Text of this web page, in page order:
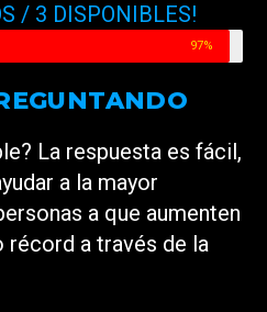
/ 3 DISPONIBLES!
97%
La respuesta es fácil,
a la mayor
a que aumenten
récord a través de la